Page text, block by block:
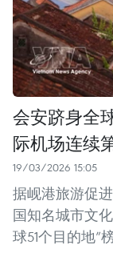
会安跻身全
际机场连续
19/03/2026 15:05
据岘港旅游促
国知名城市文
球51个目的地”